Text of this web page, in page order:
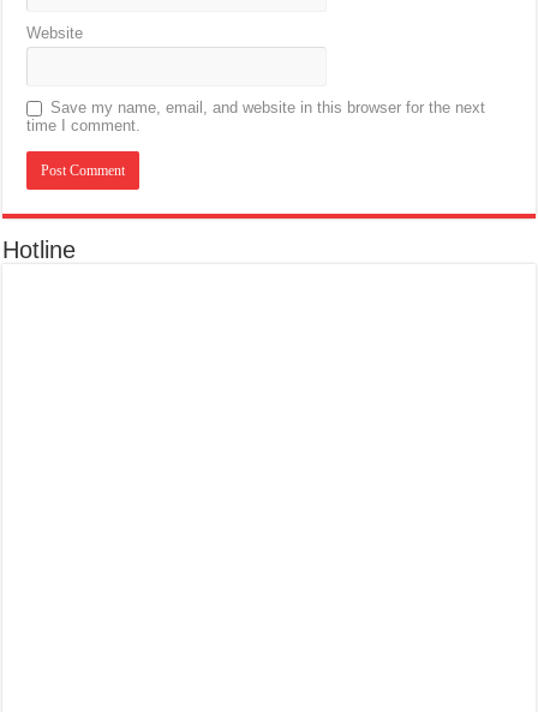
Website
Save my name, email, and website in this browser for the next
time I comment.
Hotline